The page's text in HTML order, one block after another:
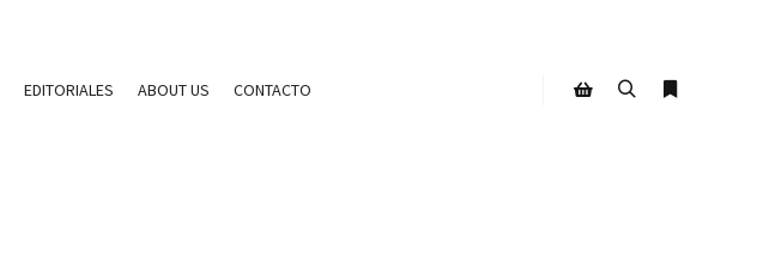
EDITORIALES ABOUT US CONTACTO